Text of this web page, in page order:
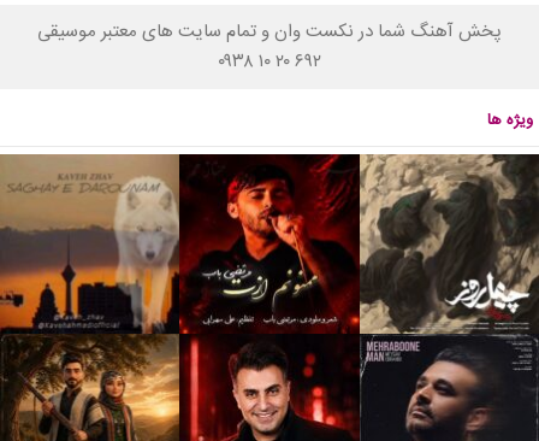
پخش آهنگ شما در نکست وان و تمام سایت های معتبر موسیقی
۰۹۳۸ ۱۰ ۲۰ ۶۹۲
ویژه ها